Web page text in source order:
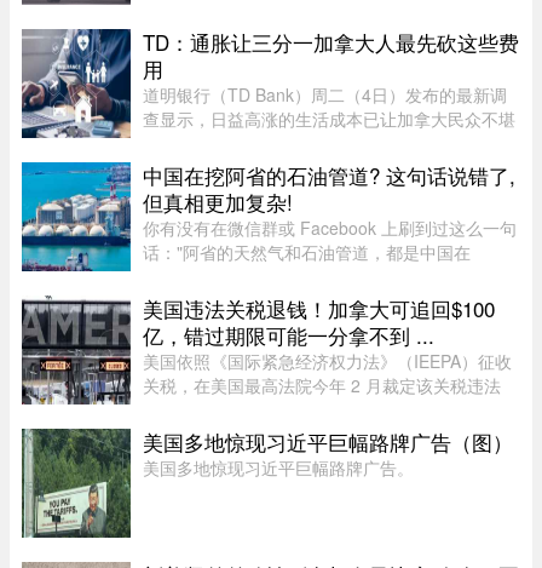
计划的决定。在周一颁布的一项判决中，法官
Nancy Bonsaint 批准了 Ai ...
TD：通胀让三分一加拿大人最先砍这些费
用
道明银行（TD Bank）周二（4日）发布的最新调
查显示，日益高涨的生活成本已让加拿大民众不堪
Global News报道，道明保险（TD Insurance）的
数据指出，33%的加拿大民众为了节 ...
中国在挖阿省的石油管道? 这句话说错了,
但真相更加复杂!
你有没有在微信群或 Facebook 上刷到过这么一句
话："阿省的天然气和石油管道，都是中国在
片，看起来"有图有真相"。那它到底是不是真的？
答案很简单：不准确，甚至可以说 ...
美国违法关税退钱！加拿大可追回$100
亿，错过期限可能一分拿不到 ...
美国依照《国际紧急经济权力法》（IEEPA）征收
关税，在美国最高法院今年 2 月裁定该关税违法
种关税（包括 Section 122、301 和 338 条款）纷
纷出台，令退款进展变得容 ...
美国多地惊现习近平巨幅路牌广告（图）
美国多地惊现习近平巨幅路牌广告。